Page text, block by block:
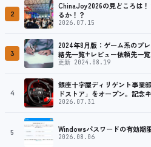
2
ChinaJoy2026の見どころは
るか！？
2026.07.15
3
2024年8月版：ゲーム系のプ
絡先一覧+レビュー依頼先一覧
更新 2024.08.19
4
銀座十字屋ディリゲント事業
ドストア」をオープン。記念
ング／フライトシム向けコン
2026.07.31
5 Windowsパスワードの有効期
2026.08.06